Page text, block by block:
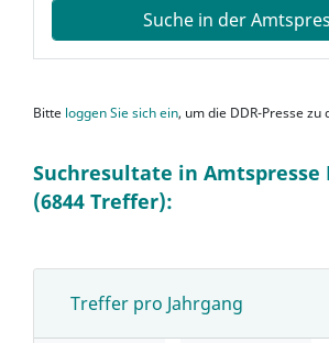
Suche in der
Bitte loggen Sie sich ein, um die DDR-Presse zu
Suchresultate in Amtspresse
(6844 Treffer):
Treffer pro Jahrgang